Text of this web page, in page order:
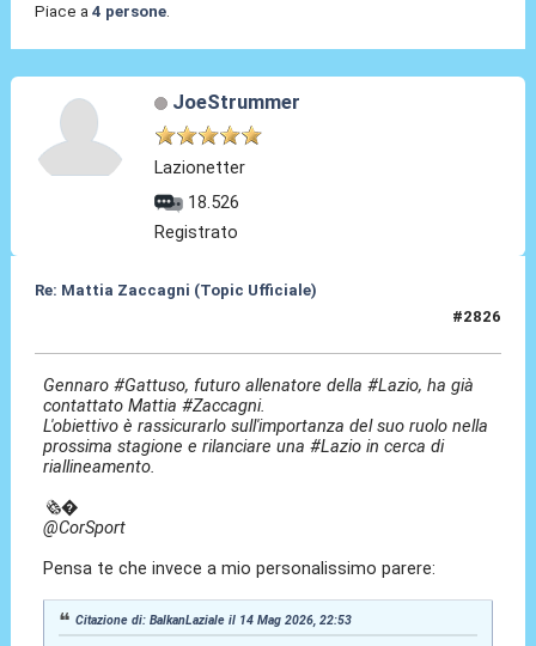
Piace a 4 persone.
JoeStrummer
Lazionetter
18.526
Registrato
Re: Mattia Zaccagni (Topic Ufficiale)
#2826
Gennaro #Gattuso, futuro allenatore della #Lazio, ha già
contattato Mattia #Zaccagni.
L'obiettivo è rassicurarlo sull'importanza del suo ruolo nella
prossima stagione e rilanciare una #Lazio in cerca di
riallineamento.
🗞�
@CorSport
Pensa te che invece a mio personalissimo parere:
Citazione di: BalkanLaziale il 14 Mag 2026, 22:53